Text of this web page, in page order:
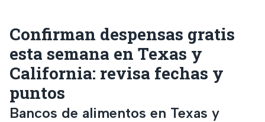
Confirman despensas gratis
esta semana en Texas y
California: revisa fechas y
puntos
Bancos de alimentos en Texas y